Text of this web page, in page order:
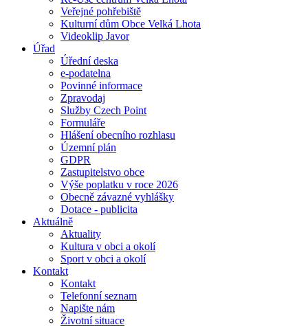
Veřejné pohřebiště
Kulturní dům Obce Velká Lhota
Videoklip Javor
Úřad
Úřední deska
e-podatelna
Povinné informace
Zpravodaj
Služby Czech Point
Formuláře
Hlášení obecního rozhlasu
Územní plán
GDPR
Zastupitelstvo obce
Výše poplatku v roce 2026
Obecně závazné vyhlášky
Dotace - publicita
Aktuálně
Aktuality
Kultura v obci a okolí
Sport v obci a okolí
Kontakt
Kontakt
Telefonní seznam
Napište nám
Životní situace